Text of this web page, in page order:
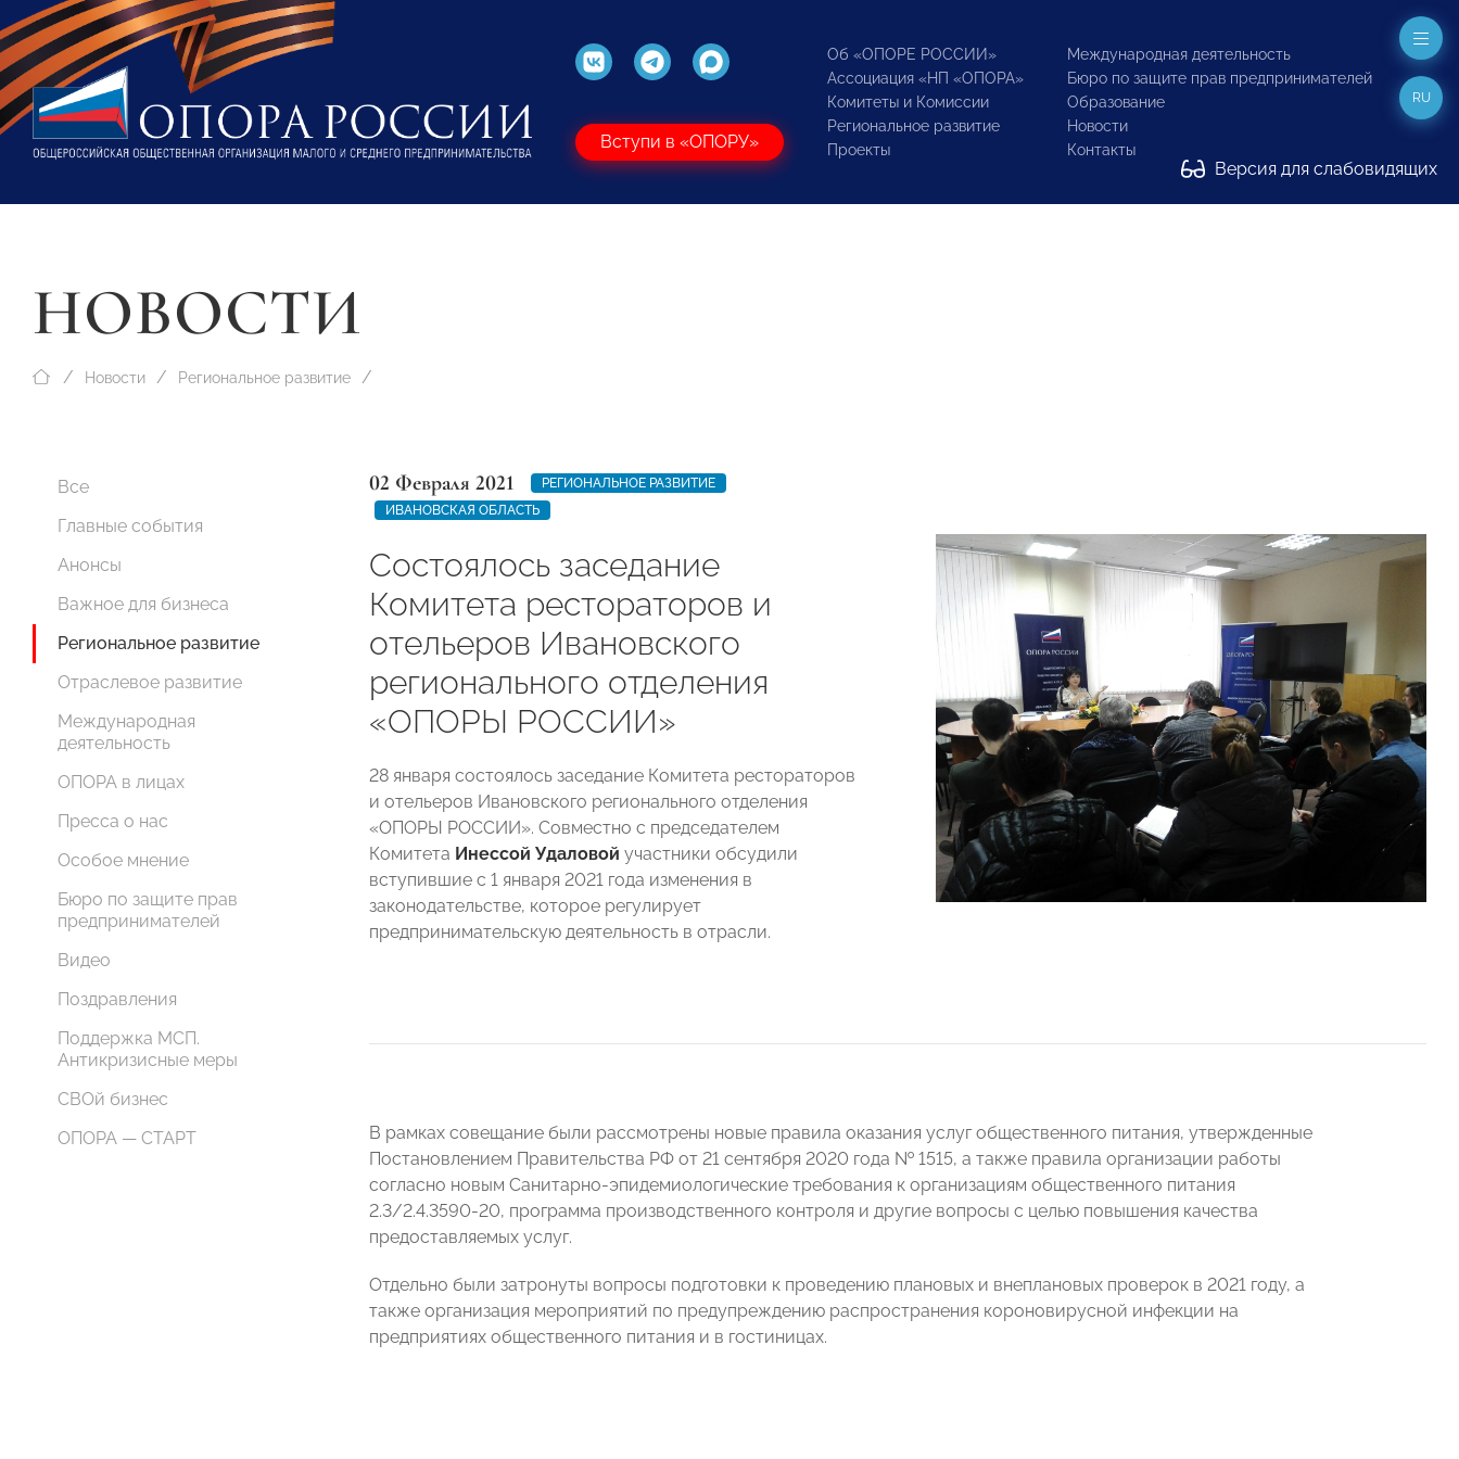
Вступи в «ОПОРУ»
Об «ОПОРЕ РОССИИ»
Ассоциация «НП «ОПОРА»
Комитеты и Комиссии
Региональное развитие
Проекты
Международная деятельность
Бюро по защите прав предпринимателей
Образование
Новости
Контакты
Версия для слабовидящих
RU
НОВОСТИ
Новости Региональное развитие
Все
Главные события
Анонсы
Важное для бизнеса
Региональное развитие
Отраслевое развитие
Международная
деятельность
ОПОРА в лицах
Пресса о нас
Особое мнение
Бюро по защите прав
предпринимателей
Видео
Поздравления
Поддержка МСП.
Антикризисные меры
СВОй бизнес
ОПОРА — СТАРТ
02 Февраля 2021
РЕГИОНАЛЬНОЕ РАЗВИТИЕ
ИВАНОВСКАЯ ОБЛАСТЬ
Состоялось заседание
Комитета рестораторов и
отельеров Ивановского
регионального отделения
«ОПОРЫ РОССИИ»
28 января состоялось заседание Комитета рестораторов
и отельеров Ивановского регионального отделения
«ОПОРЫ РОССИИ». Совместно с председателем
Комитета Инессой Удаловой участники обсудили
вступившие с 1 января 2021 года изменения в
законодательстве, которое регулирует
предпринимательскую деятельность в отрасли.
В рамках совещание были рассмотрены новые правила оказания услуг общественного питания, утвержденные
Постановлением Правительства РФ от 21 сентября 2020 года № 1515, а также правила организации работы
согласно новым Санитарно-эпидемиологические требования к организациям общественного питания
2.3/2.4.3590-20, программа производственного контроля и другие вопросы с целью повышения качества
предоставляемых услуг.
Отдельно были затронуты вопросы подготовки к проведению плановых и внеплановых проверок в 2021 году, а
также организация мероприятий по предупреждению распространения короновирусной инфекции на
предприятиях общественного питания и в гостиницах.